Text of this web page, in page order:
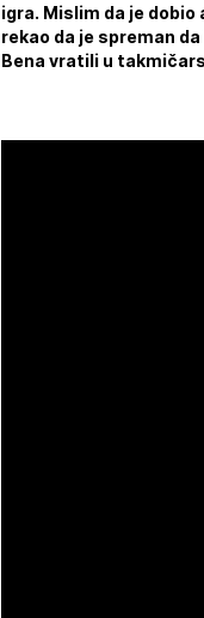
igra. Mislim da je
rekao da je spreman
Bena vratili u